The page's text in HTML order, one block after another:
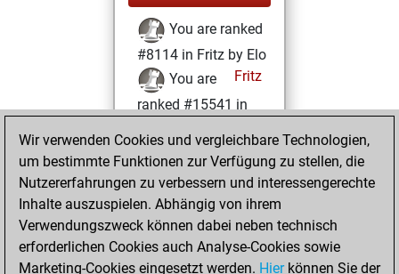
You are ranked
#8114 in Fritz by Elo
Fritz
You are
ranked #15541 in
Samstag, Juni 7,
2025
You achieved a
BeautyScore of 9
Fritz
Wir verwenden Cookies und vergleichbare Technologien,
um bestimmte Funktionen zur Verfügung zu stellen, die
Nutzererfahrungen zu verbessern und interessengerechte
Inhalte auszuspielen. Abhängig von ihrem
Verwendungszweck können dabei neben technisch
erforderlichen Cookies auch Analyse-Cookies sowie
Marketing-Cookies eingesetzt werden. Hierkönnen Sie der